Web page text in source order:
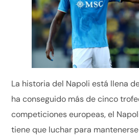
La historia del Napoli está llena
ha conseguido más de cinco
competiciones europeas, el
tiene que luchar para